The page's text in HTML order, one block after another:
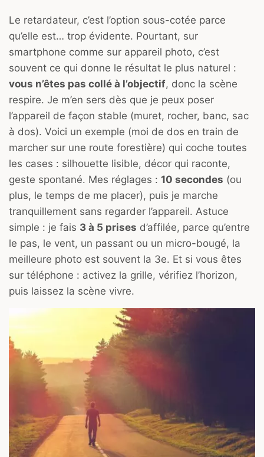
Le retardateur, c’est l’option sous-cotée parce
qu’elle est… trop évidente. Pourtant, sur
smartphone comme sur appareil photo, c’est
souvent ce qui donne le résultat le plus naturel :
vous n’êtes pas collé à l’objectif, donc la scène
respire. Je m’en sers dès que je peux poser
l’appareil de façon stable (muret, rocher, banc, sac
à dos). Voici un exemple (moi de dos en train de
marcher sur une route forestière) qui coche toutes
les cases : silhouette lisible, décor qui raconte,
geste spontané. Mes réglages : 10 secondes (ou
plus, le temps de me placer), puis je marche
tranquillement sans regarder l’appareil. Astuce
simple : je fais 3 à 5 prises d’affilée, parce qu’entre
le pas, le vent, un passant ou un micro-bougé, la
meilleure photo est souvent la 3e. Et si vous êtes
sur téléphone : activez la grille, vérifiez l’horizon,
puis laissez la scène vivre.